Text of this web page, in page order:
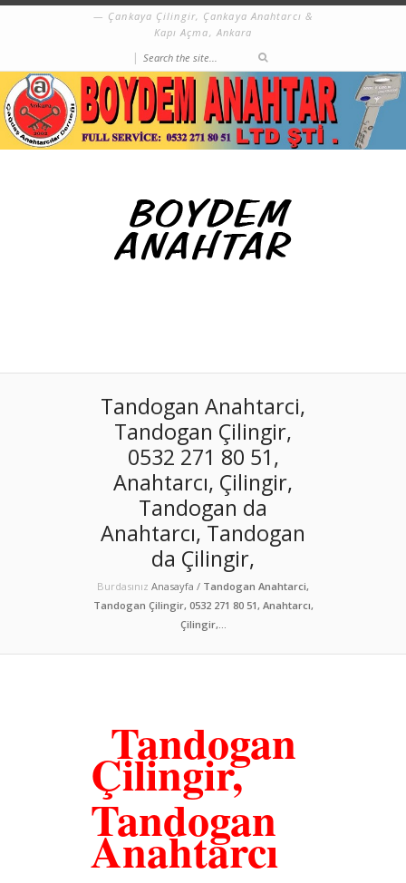
Çankaya Çilingir, Çankaya Anahtarcı &
Kapı Açma, Ankara
|
Tandogan Anahtarci,
Tandogan Çilingir,
0532 271 80 51,
Anahtarcı, Çilingir,
Tandogan da
Anahtarcı, Tandogan
da Çilingir,
Burdasınız Anasayfa / Tandogan Anahtarci,
Tandogan Çilingir, 0532 271 80 51, Anahtarcı,
Çilingir,...
Tandogan
Çilingir,
Tandogan
Anahtarcı